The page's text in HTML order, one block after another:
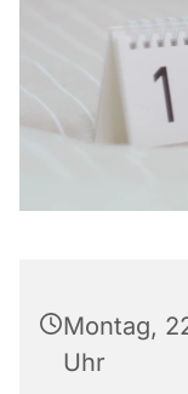
Montag,
Uhr